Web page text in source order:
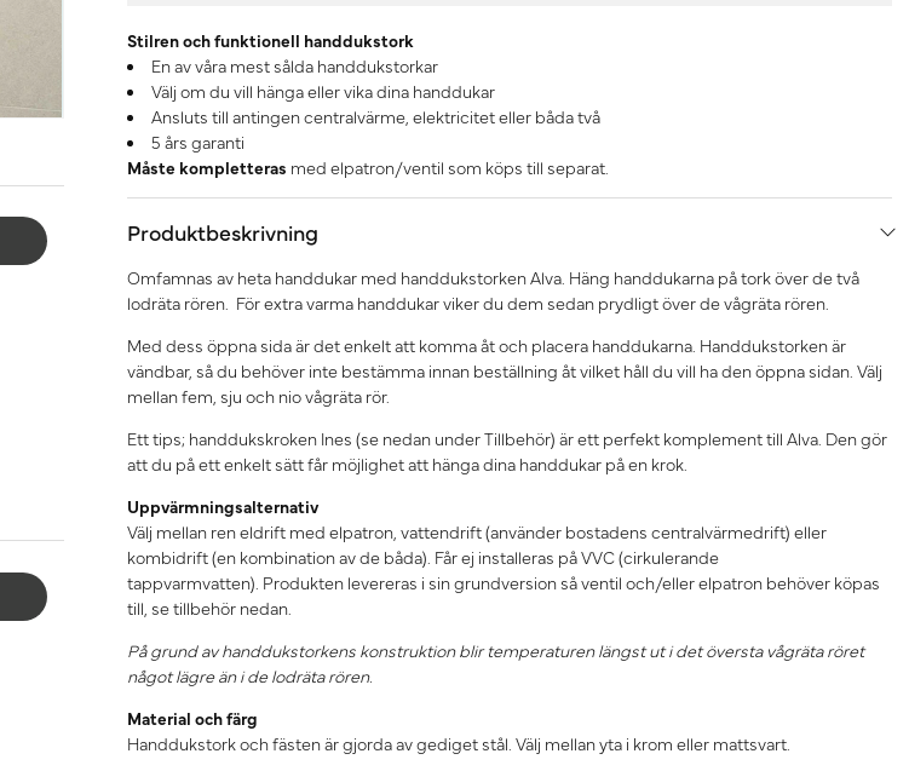
Stilren och funktionell handdukstork
En av våra mest sålda handdukstorkar
Välj om du vill hänga eller vika dina handdukar
Ansluts till antingen centralvärme, elektricitet eller båda två
5 års garanti
Måste kompletteras med elpatron/ventil som köps till separat.
Produktbeskrivning
Omfamnas av heta handdukar med handdukstorken Alva. Häng handdukarna på tork över de två
lodräta rören. För extra varma handdukar viker du dem sedan prydligt över de vågräta rören.
Med dess öppna sida är det enkelt att komma åt och placera handdukarna. Handdukstorken är
vändbar, så du behöver inte bestämma innan beställning åt vilket håll du vill ha den öppna sidan. Välj
mellan fem, sju och nio vågräta rör.
Ett tips; handdukskroken Ines (se nedan under Tillbehör) är ett perfekt komplement till Alva. Den gör
att du på ett enkelt sätt får möjlighet att hänga dina handdukar på en krok.
Uppvärmningsalternativ
Välj mellan ren eldrift med elpatron, vattendrift (använder bostadens centralvärmedrift) eller
kombidrift (en kombination av de båda). Får ej installeras på VVC (cirkulerande
tappvarmvatten). Produkten levereras i sin grundversion så ventil och/eller elpatron behöver köpas
till, se tillbehör nedan.
På grund av handdukstorkens konstruktion blir temperaturen längst ut i det översta vågräta röret
något lägre än i de lodräta rören.
Material och färg
Handdukstork och fästen är gjorda av gediget stål. Välj mellan yta i krom eller mattsvart.